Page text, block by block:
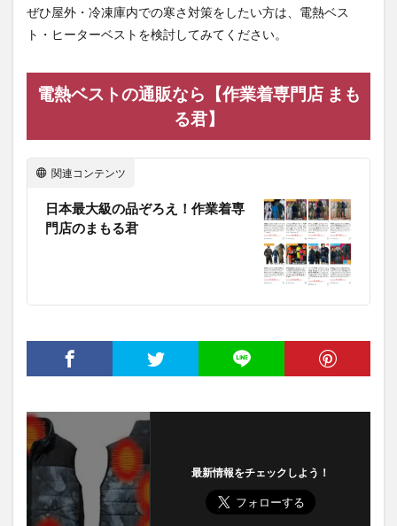
ぜひ屋外・冷凍庫内での寒さ対策をしたい方は、電熱ベス
ト・ヒーターベストを検討してみてください。
電熱ベストの通販なら【作業着専門店 まも
る君】
関連コンテンツ
日本最大級の品ぞろえ！作業着専
門店のまもる君
最新情報をチェックしよう！